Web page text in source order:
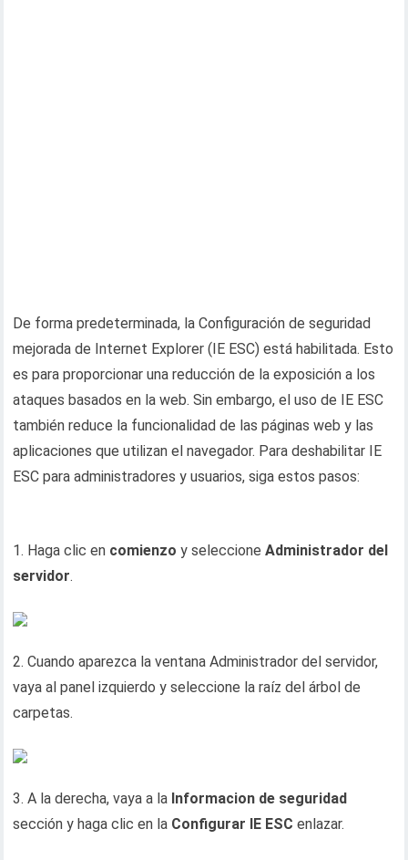
De forma predeterminada, la Configuración de seguridad
mejorada de Internet Explorer (IE ESC) está habilitada. Esto
es para proporcionar una reducción de la exposición a los
ataques basados ​​en la web. Sin embargo, el uso de IE ESC
también reduce la funcionalidad de las páginas web y las
aplicaciones que utilizan el navegador. Para deshabilitar IE
ESC para administradores y usuarios, siga estos pasos:
1. Haga clic en comienzo y seleccioneAdministrador del
servidor.
2. Cuando aparezca la ventana Administrador del servidor,
vaya al panel izquierdo y seleccione la raíz del árbol de
carpetas.
3. A la derecha, vaya a la Informacion de seguridad
sección y haga clic en la Configurar IE ESC enlazar.